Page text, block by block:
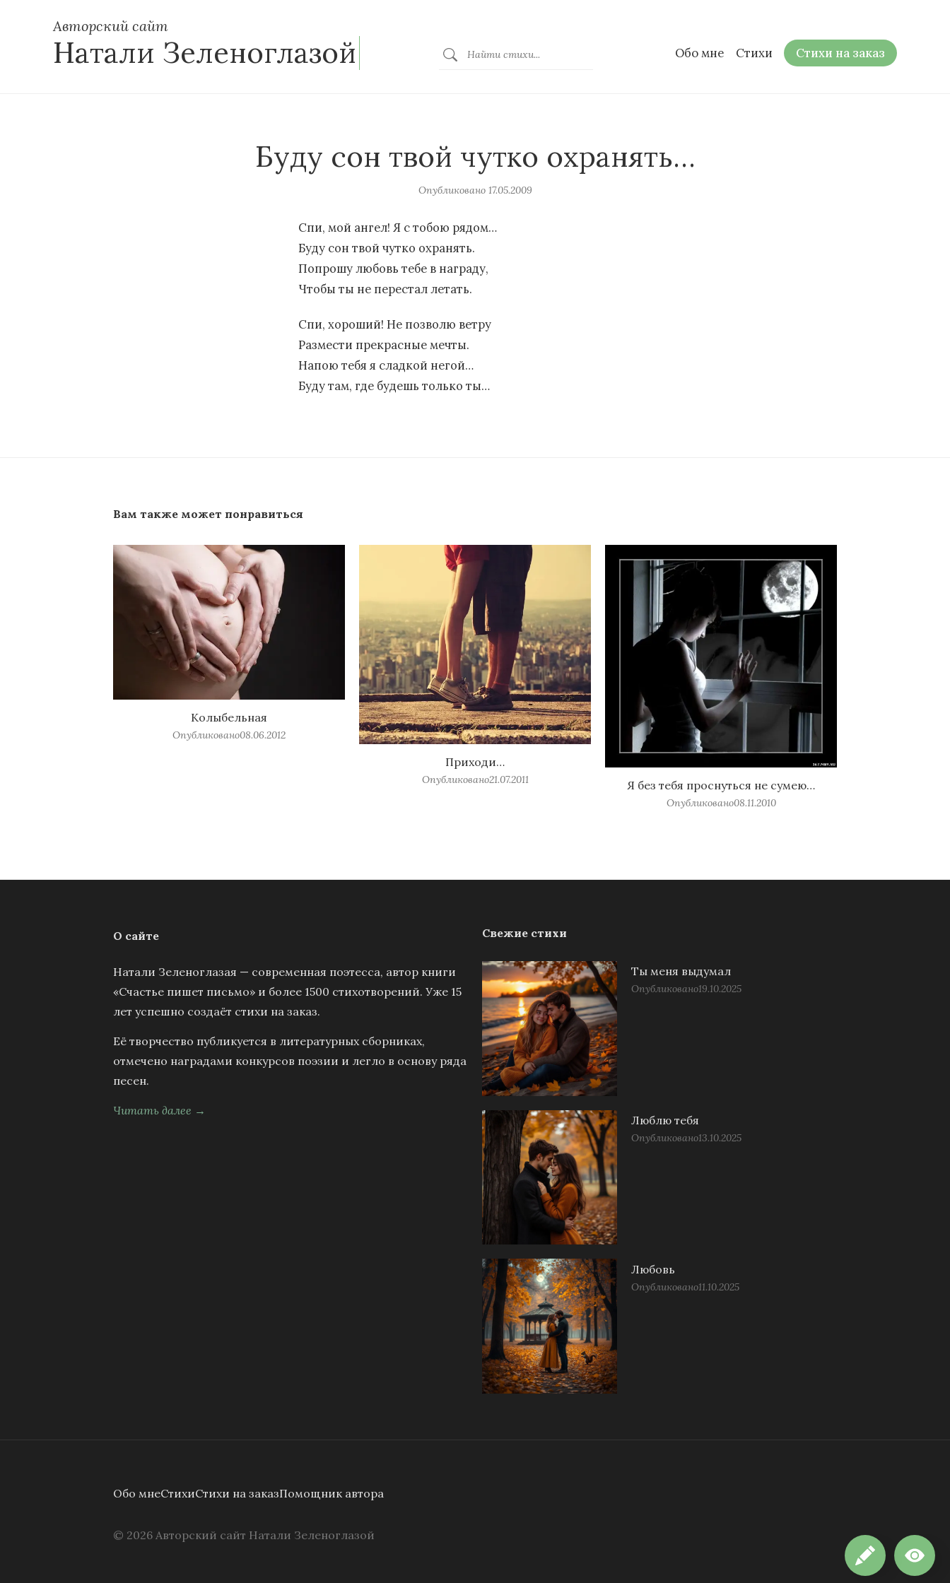
Авторский сайт
Натали Зеленоглазой Обо мне Стихи Стихи на заказ
Буду сон твой чутко охранять…
Опубликовано 17.05.2009
Спи, мой ангел! Я с тобою рядом…
Буду сон твой чутко охранять.
Попрошу любовь тебе в награду,
Чтобы ты не перестал летать.
Спи, хороший! Не позволю ветру
Размести прекрасные мечты.
Напою тебя я сладкой негой…
Буду там, где будешь только ты…
Вам также может понравиться
Колыбельная
Опубликовано08.06.2012
Приходи…
Опубликовано21.07.2011 Я без тебя проснуться не сумею…
Опубликовано08.11.2010
О сайте
Натали Зеленоглазая — современная поэтесса, автор книги
«Счастье пишет письмо» и более 1500 стихотворений. Уже 15
лет успешно создаёт стихи на заказ.
Её творчество публикуется в литературных сборниках,
отмечено наградами конкурсов поэзии и легло в основу ряда
песен.
Читать далее →
Свежие стихи
Ты меня выдумал
Опубликовано19.10.2025
Люблю тебя
Опубликовано13.10.2025
Любовь
Опубликовано11.10.2025
Обо мнеСтихиСтихи на заказПомощник автора
© 2026 Авторский сайт Натали Зеленоглазой